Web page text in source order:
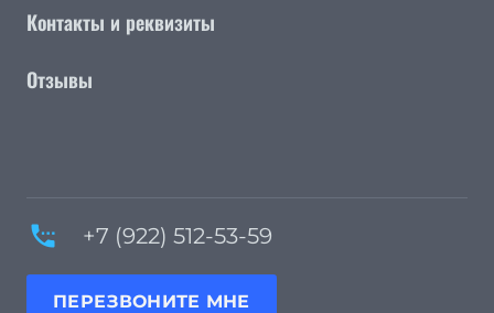
Контакты и реквизиты
Отзывы
settings_phone +7 (922) 512-53-59
ПЕРЕЗВОНИТЕ МНЕ